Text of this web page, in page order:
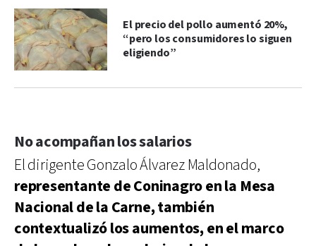
El precio del pollo aumentó 20%,
“pero los consumidores lo siguen
eligiendo”
No acompañan los salarios
El dirigente Gonzalo Álvarez Maldonado,
representante de Coninagro en la Mesa
Nacional de la Carne, también
contextualizó los aumentos, en el marco